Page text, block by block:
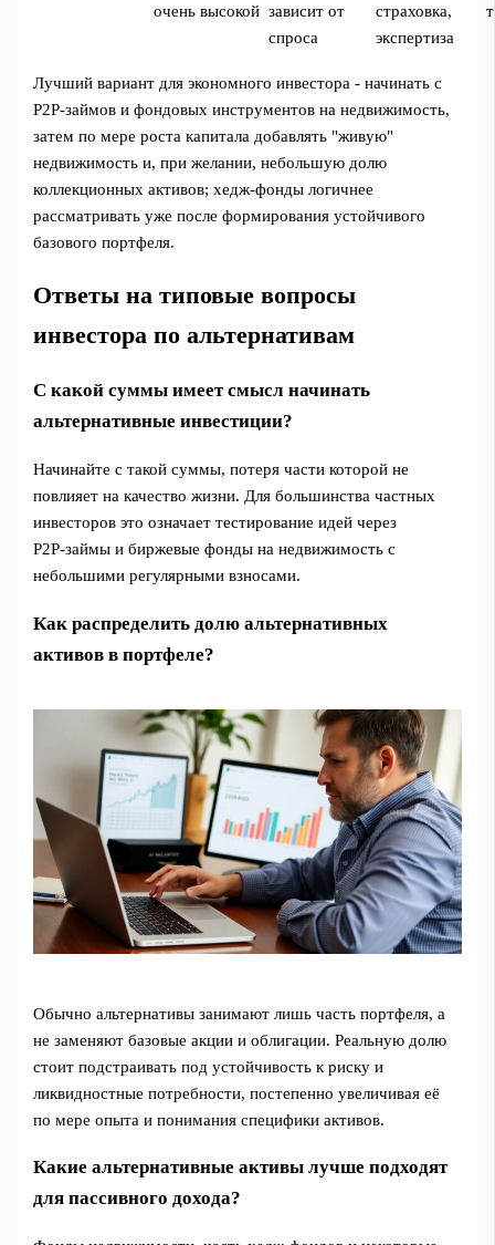
очень высокой зависит от
спроса
страховка,
экспертиза
Лучший вариант для экономного инвестора - начинать с
P2P‑займов и фондовых инструментов на недвижимость,
затем по мере роста капитала добавлять "живую"
недвижимость и, при желании, небольшую долю
коллекционных активов; хедж‑фонды логичнее
рассматривать уже после формирования устойчивого
базового портфеля.
Ответы на типовые вопросы
инвестора по альтернативам
С какой суммы имеет смысл начинать
альтернативные инвестиции?
Начинайте с такой суммы, потеря части которой не
повлияет на качество жизни. Для большинства частных
инвесторов это означает тестирование идей через
P2P‑займы и биржевые фонды на недвижимость с
небольшими регулярными взносами.
Как распределить долю альтернативных
активов в портфеле?
Обычно альтернативы занимают лишь часть портфеля, а
не заменяют базовые акции и облигации. Реальную долю
стоит подстраивать под устойчивость к риску и
ликвидностные потребности, постепенно увеличивая её
по мере опыта и понимания специфики активов.
Какие альтернативные активы лучше подходят
для пассивного дохода?